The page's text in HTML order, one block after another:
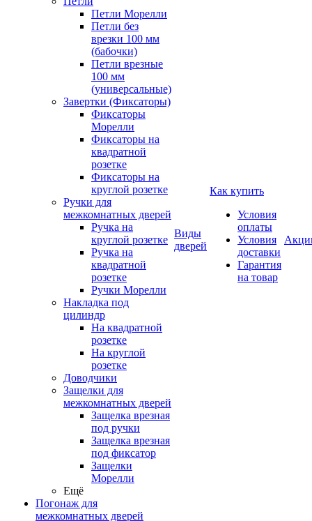
Петли Морелли
Петли без
врезки 100 мм
(бабочки)
Петли врезные
100 мм
(универсальные)
Завертки (Фиксаторы)
Фиксаторы
Морелли
Фиксаторы на
квадратной
розетке
Фиксаторы на
круглой розетке
Ручки для
межкомнатных дверей
Ручка на
круглой розетке
Ручка на
квадратной
розетке
Ручки Морелли
Накладка под
цилиндр
На квадратной
розетке
На круглой
розетке
Доводчики
Защелки для
межкомнатных дверей
Защелка врезная
под ручки
Защелка врезная
под фиксатор
Защелки
Морелли
Ещё
Погонаж для
межкомнатных дверей
Виды
дверей
Как купить
Условия
оплаты
Условия
доставки
Гарантия
на товар